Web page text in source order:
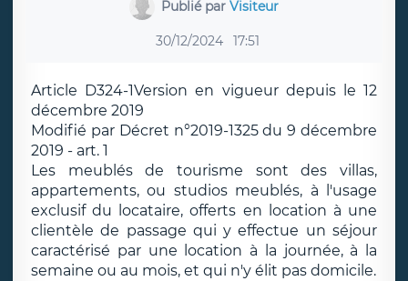
Publié parVisiteur
30/12/2024 17:51
Article D324-1Version en vigueur depuis le 12
décembre 2019
Modifié par Décret n°2019-1325 du 9 décembre
2019 - art. 1
Les meublés de tourisme sont des villas,
appartements, ou studios meublés, à l'usage
exclusif du locataire, offerts en location à une
clientèle de passage qui y effectue un séjour
caractérisé par une location à la journée, à la
semaine ou au mois, et qui n'y élit pas domicile.